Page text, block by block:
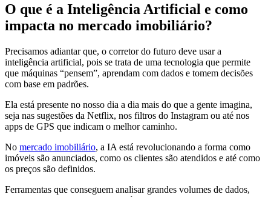
O que é a Inteligência Artificial e como
impacta no mercado imobiliário?
Precisamos adiantar que, o corretor do futuro deve usar a
inteligência artificial, pois se trata de uma tecnologia que permite
que máquinas “pensem”, aprendam com dados e tomem decisões
com base em padrões.
Ela está presente no nosso dia a dia mais do que a gente imagina,
seja nas sugestões da Netflix, nos filtros do Instagram ou até nos
apps de GPS que indicam o melhor caminho.
No mercado imobiliário, a IA está revolucionando a forma como
imóveis são anunciados, como os clientes são atendidos e até como
os preços são definidos.
Ferramentas que conseguem analisar grandes volumes de dados,